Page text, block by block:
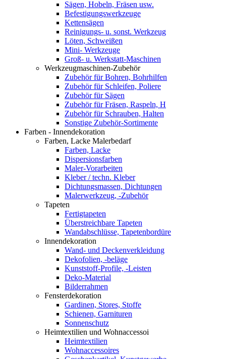
Sägen, Hobeln, Fräsen usw.
Befestigungswerkzeuge
Kettensägen
Reinigungs- u. sonst. Werkzeug
Löten, Schweißen
Mini- Werkzeuge
Groß- u. Werkstatt-Maschinen
Werkzeugmaschinen-Zubehör
Zubehör für Bohren, Bohrhilfen
Zubehör für Schleifen, Poliere
Zubehör für Sägen
Zubehör für Fräsen, Raspeln, H
Zubehör für Schrauben, Halten
Sonstige Zubehör-Sortimente
Farben - Innendekoration
Farben, Lacke Malerbedarf
Farben, Lacke
Dispersionsfarben
Maler-Vorarbeiten
Kleber / techn. Kleber
Dichtungsmassen, Dichtungen
Malerwerkzeug, -Zubehör
Tapeten
Fertigtapeten
Überstreichbare Tapeten
Wandabschlüsse, Tapetenbordüre
Innendekoration
Wand- und Deckenverkleidung
Dekofolien, -beläge
Kunststoff-Profile, -Leisten
Deko-Material
Bilderrahmen
Fensterdekoration
Gardinen, Stores, Stoffe
Schienen, Garnituren
Sonnenschutz
Heimtextilien und Wohnaccessoi
Heimtextilien
Wohnaccessoires